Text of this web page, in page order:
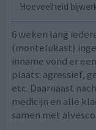
Hoeveelheid
6 weken lang
(montelukast)
inname vond er
plaats: agressief,
etc. Daarnaast
medicijn en alle
samen met alvesco.